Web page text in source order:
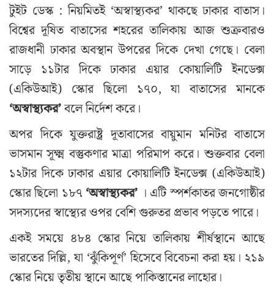
টুইট ডেস্ক : নিয়মিতই ‘অস্বাস্থ্যকর’ থাকছে ঢাকার বাতাস।
বিশ্বের দূষিত বাতাসের শহরের তালিকায় আজ শুক্রবারও
রাজধানী ঢাকার অবস্থান উপরের দিকে দেখা গেছে। বেলা
সাড়ে ১১টার দিকে ঢাকার এয়ার কোয়ালিটি ইনডেক্স
(একিউআই) স্কোর ছিলো ১৭০, যা বাতাসের মানকে
‘অস্বাস্থ্যকর’বলে নির্দেশ করে।
অপর দিকে যুক্তরাষ্ট্র দূতাবাসের বায়ুমান মনিটর বাতাসে
ভাসমান সূক্ষ্ম বস্তুকণার মাত্রা পরিমাপ করে। শুক্তবার বেলা
১২টার দিকে ঢাকার এয়ার কোয়ালিটি ইনডেক্স (একিউআই)
স্কোর ছিলো ১৮৭ ‘অস্বাস্থ্যকর’ । এটি স্পর্শকাতর জনগোষ্ঠীর
সদস্যদের স্বাস্থ্যের ওপর বেশি গুরুতর প্রভাব পড়তে পারে।
একই সময়ে ৪৮৪ স্কোর নিয়ে তালিকায় শীর্ষস্থানে আছে
ভারতের দিল্লি, যা ‘ঝুঁকিপূর্ণ’ হিসেবে বিবেচনা করা হয়। ২১৯
স্কোর নিয়ে তৃতীয় স্থানে আছে পাকিস্তানের লাহোর।